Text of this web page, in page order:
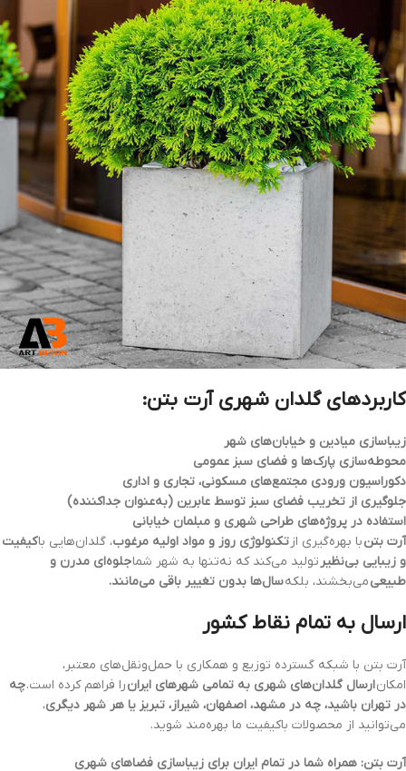
کاربردهای گلدان شهری آرت بتن:
زیباسازی میادین و خیابان‌های شهر
محوطه‌سازی پارک‌ها و فضای سبز عمومی
دکوراسیون ورودی مجتمع‌های مسکونی، تجاری و اداری
جلوگیری از تخریب فضای سبز توسط عابرین (به‌عنوان جداکننده)
استفاده در پروژه‌های طراحی شهری و مبلمان خیابانی
آرت بتنبا بهره‌گیری ازتکنولوژی روز و مواد اولیه مرغوب، گلدان‌هایی باکیفیت
و زیبایی بی‌نظیرتولید می‌کند که نه‌تنها به شهر شماجلوه‌ای مدرن و
طبیعیمی‌بخشند، بلکهسال‌ها بدون تغییر باقی می‌مانند.
ارسال به تمام نقاط کشور
آرت بتن با شبکه گسترده توزیع و همکاری با حمل‌ونقل‌های معتبر،
امکانارسال گلدان‌های شهری به تمامی شهرهای ایرانرا فراهم کرده است.چه
در تهران باشید، چه در مشهد، اصفهان، شیراز، تبریز یا هر شهر دیگری،
می‌توانید از محصولات باکیفیت ما بهره‌مند شوید.
آرت بتن: همراه شما در تمام ایران برای زیباسازی فضاهای شهری